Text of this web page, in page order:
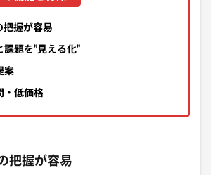
把握が容易
課題を”見える化”
案
・低価格
把握が容易